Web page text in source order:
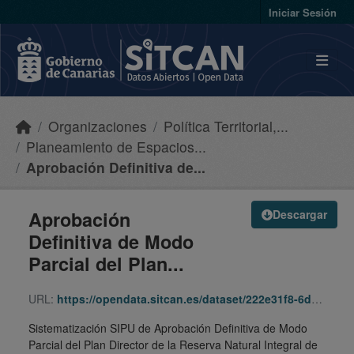
Iniciar Sesión
Organizaciones
Política Territorial,...
Planeamiento de Espacios...
Aprobación Definitiva de...
Descargar
Aprobación
Definitiva de Modo
Parcial del Plan...
URL: https://opendata.sitcan.es/dataset/222e31f8-6d2b-46f2-af04-2cb95afb004a/resource/f9bed5dd-65a0-40b7-b97e-9eb00647e87b/download/h-01-mencafete-060605-pd-adparc-sipu.zip
Sistematización SIPU de Aprobación Definitiva de Modo
Parcial del Plan Director de la Reserva Natural Integral de